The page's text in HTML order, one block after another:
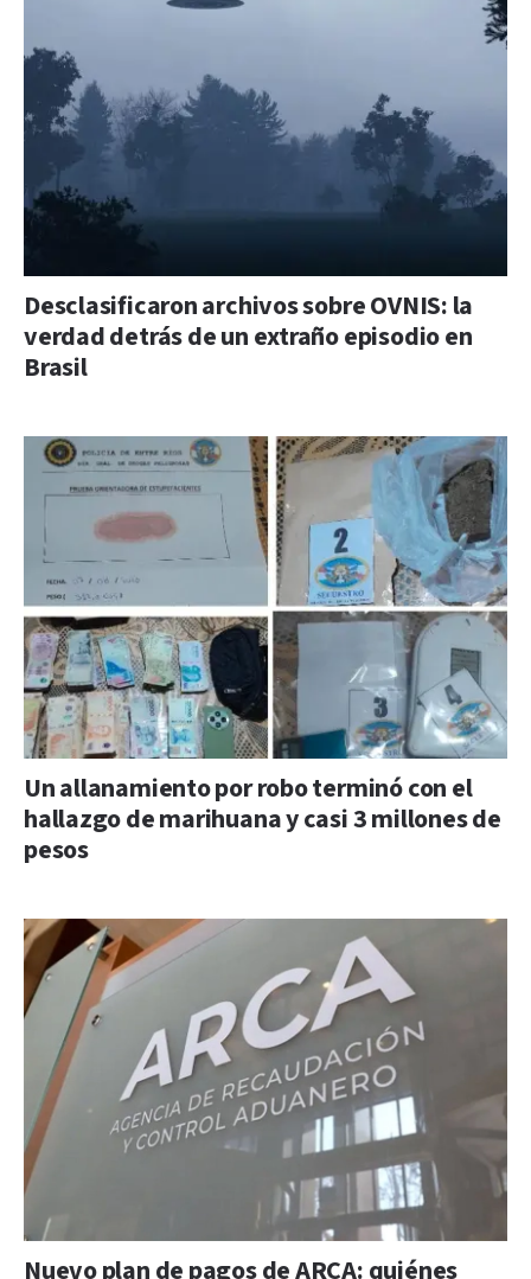
Desclasificaron archivos sobre OVNIS: la
verdad detrás de un extraño episodio en
Brasil
Un allanamiento por robo terminó con el
hallazgo de marihuana y casi 3 millones de
pesos
Nuevo plan de pagos de ARCA: quiénes